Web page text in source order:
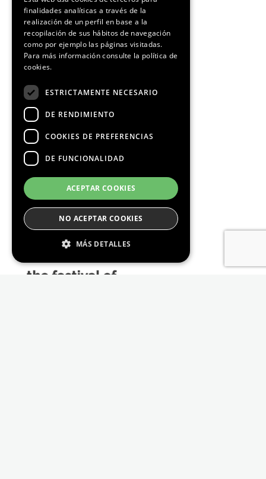
Media Partners
finalidades analíticas a través de la
realización de un perfil en base a la
recopilación de sus hábitos de navegación
como por ejemplo las páginas visitadas.
Para más información consulte la política de
cookies.
ESTRICTAMENTE NECESARIO
DE RENDIMIENTO
COOKIES DE PREFERENCIAS
DE FUNCIONALIDAD
ACEPTAR COOKIES
NO ACEPTAR COOKIES
MÁS DETALLES